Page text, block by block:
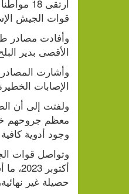
قوات الجيش
الأقصى بدير البلح، ما أدى إلى
الإصابات
وجود أدوية
حصيلة غير